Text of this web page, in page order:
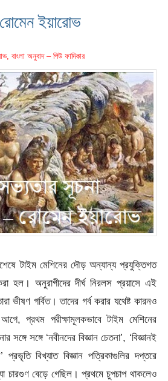
ইয়ারোভ
বাংলা অনুবাদ – পিউ ফাদিকার
টাইম মেশিনের দৌড় অন্যান্য প্রযুক্তিগত
হল। অনুরাগীদের দীর্ঘ নিরলস প্রয়াসে এই
ভীষণ গর্বিত। তাদের গর্ব করার যথেষ্ট কারনও
প্রথম পরীক্ষামূলকভাবে টাইম মেশিনের
সঙ্গে সঙ্গে ‘নবীনদের বিজ্ঞান চেতনা’, ‘বিজ্ঞানই
বিখ্যাত বিজ্ঞান পত্রিকাগুলির দপ্তরে
চারগুণ বেড়ে গেছিল। প্রথমে চুপচাপ থাকলেও